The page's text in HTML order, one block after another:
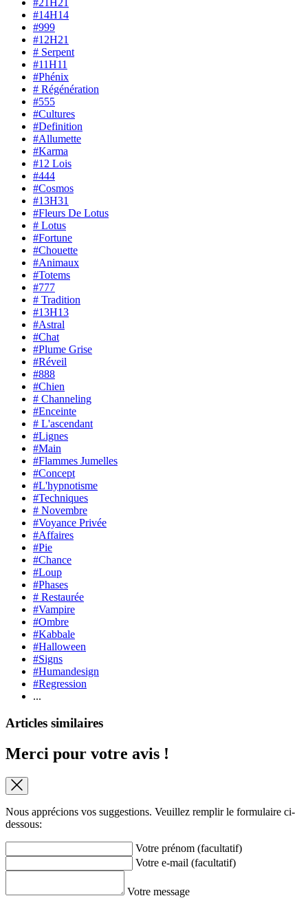
#21H21
#14H14
#999
#12H21
# Serpent
#11H11
#Phénix
# Régénération
#555
#Cultures
#Definition
#Allumette
#Karma
#12 Lois
#444
#Cosmos
#13H31
#Fleurs De Lotus
# Lotus
#Fortune
#Chouette
#Animaux
#Totems
#777
# Tradition
#13H13
#Astral
#Chat
#Plume Grise
#Réveil
#888
#Chien
# Channeling
#Enceinte
# L'ascendant
#Lignes
#Main
#Flammes Jumelles
#Concept
#L'hypnotisme
#Techniques
# Novembre
#Voyance Privée
#Affaires
#Pie
#Chance
#Loup
#Phases
# Restaurée
#Vampire
#Ombre
#Kabbale
#Halloween
#Signs
#Humandesign
#Regression
...
Articles similaires
Merci pour votre avis !
Nous apprécions vos suggestions. Veuillez remplir le formulaire ci-
dessous:
Votre prénom (facultatif)
Votre e-mail (facultatif)
Votre message